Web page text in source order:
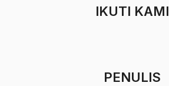
h
u
IKUTI KAMI
PENULIS